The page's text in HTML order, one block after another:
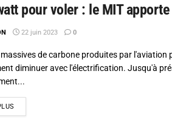
pour voler : le MIT
22 juin 2023 0
de carbone produites par l'aviation
diminuer avec l'électrification. Jusqu'à